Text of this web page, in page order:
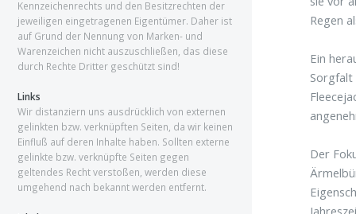
Regen
Ein
Sorgfalt
Der
Kennzeichenrechts und den Besitzrechten der
jeweiligen eingetragenen Eigentümer. Daher ist
auf Grund der Nennung von Marken- und
Warenzeichen nicht auszuschließen, das diese
durch Rechte Dritter geschützt sind!
Links
Wir distanziern uns ausdrücklich von externen
gelinkten bzw. verknüpften Seiten, da wir keinen
Einfluß auf deren Inhalte haben. Sollten externe
gelinkte bzw. verknüpfte Seiten gegen
geltendes Recht verstoßen, werden diese
umgehend nach bekannt werden entfernt.